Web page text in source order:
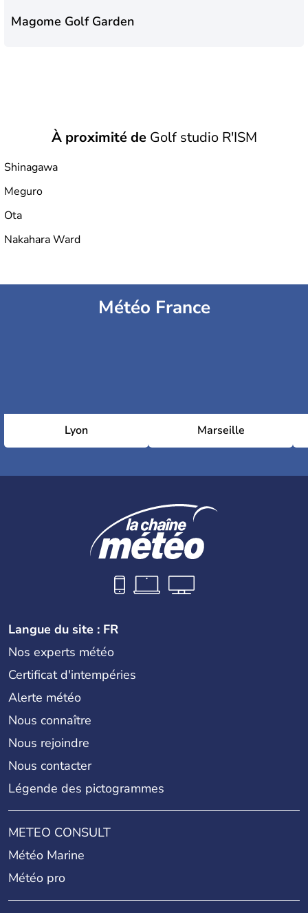
Magome Golf Garden
À proximité deGolf studio R'ISM
Shinagawa
Meguro
Ota
Nakahara Ward
Météo France
Lyon Marseille
Langue du site : FR
Nos experts météo
Certificat d'intempéries
Alerte météo
Nous connaître
Nous rejoindre
Nous contacter
Légende des pictogrammes
METEO CONSULT
Météo Marine
Météo pro